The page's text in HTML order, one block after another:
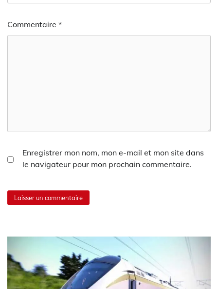
Commentaire *
Enregistrer mon nom, mon e-mail et mon site dans
le navigateur pour mon prochain commentaire.